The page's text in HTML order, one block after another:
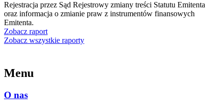
Rejestracja przez Sąd Rejestrowy zmiany treści Statutu Emitenta
oraz informacja o zmianie praw z instrumentów finansowych
Emitenta.
Zobacz raport
Zobacz wszystkie raporty
Menu
O nas